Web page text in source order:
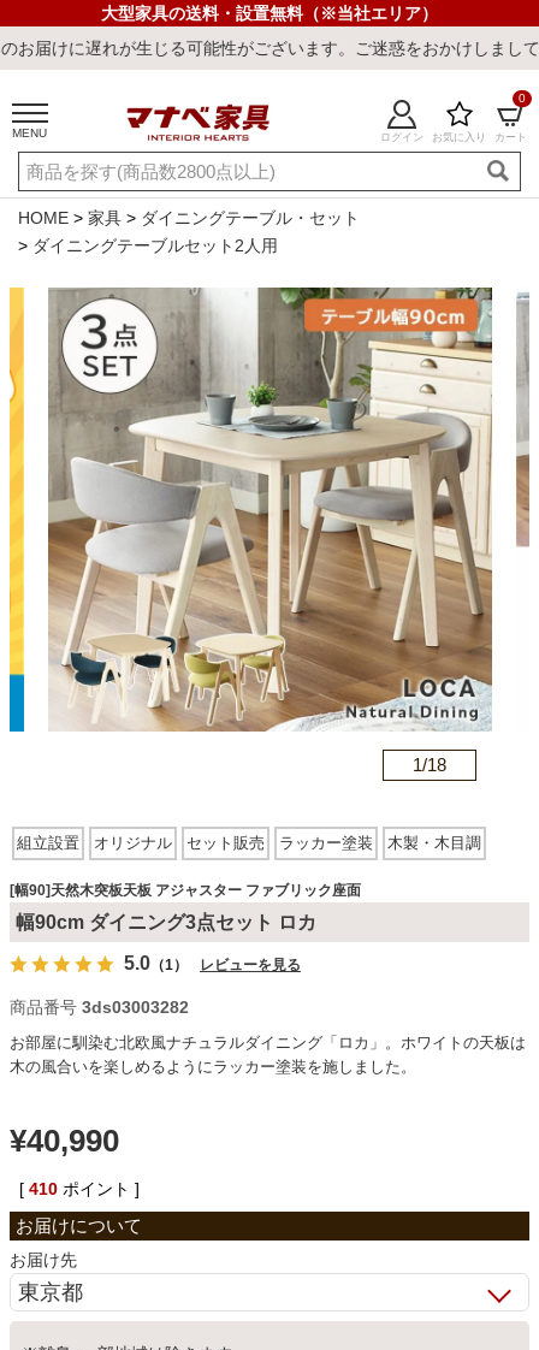
大型家具の送料・設置無料（※当社エリア）
可能性がございます。ご迷惑をおかけしまして誠に申し訳ございま
MENU ログイン お気に入り カート
0
ご利用ガイド 新規会員登録
店舗一覧 閲覧履歴
よくある質問
キーワード・商品番号で探す
最短発送 冷感寝具 ワークデスク ウィルトンラ
カテゴリから探す
ソファ
ダイニングテーブル・セット
椅子・チェア
食器棚・キッチン収納
収納家具
HOME 家具
ダイニングテーブル・セット
ダイニングテーブルセット2人用
1/18
組立設置 オリジナル セット販売 ラッカー塗装 木製・木目調
天然木突板天板 スクエア型 アジャスター有 ファブリック座面
木脚
[幅90]天然木突板天板 アジャスター ファブリック座面
幅90cm ダイニング3点セット ロカ
5.0 （1） レビューを見る
商品番号 3ds03003282
お部屋に馴染む北欧風ナチュラルダイニング「ロカ」。ホワイトの天板は
木の風合いを楽しめるようにラッカー塗装を施しました。
¥40,990
[ 410 ポイント ]
お届け先